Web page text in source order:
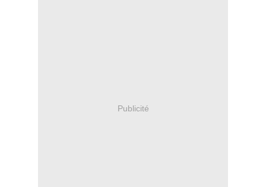
Publicité